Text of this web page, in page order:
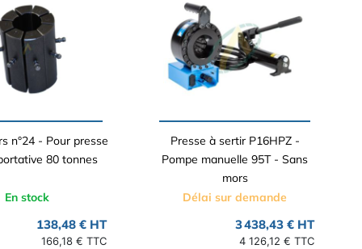
n°24 - Pour presse
80 tonnes
En stock
138,48 € HT
166,18 € TTC
Presse à sertir P16HPZ -
Pompe manuelle 95T - Sans
mors
Délai sur demande
3 438,43 € HT
4 126,12 € TTC